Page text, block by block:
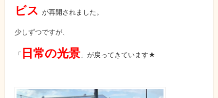
ビス が再開されました。
少しずつですが、
「 日常の光景 」が戻ってきています★